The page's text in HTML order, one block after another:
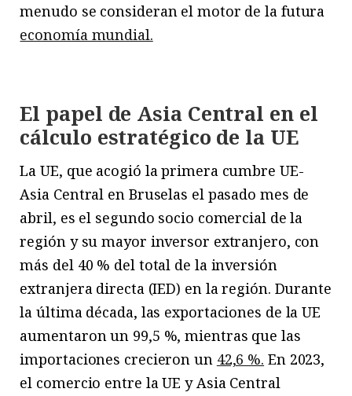
menudo se consideran el motor de la futura
economía mundial.
El papel de Asia Central en el
cálculo estratégico de la UE
La UE, que acogió la primera cumbre UE-
Asia Central en Bruselas el pasado mes de
abril, es el segundo socio comercial de la
región y su mayor inversor extranjero, con
más del 40 % del total de la inversión
extranjera directa (IED) en la región. Durante
la última década, las exportaciones de la UE
aumentaron un 99,5 %, mientras que las
importaciones crecieron un 42,6 %. En 2023,
el comercio entre la UE y Asia Central